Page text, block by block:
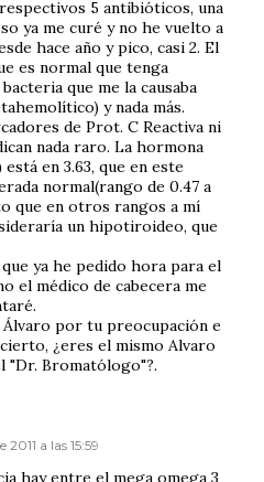
5 antibióticos, una
ya me curé y no he vuelto a
hace año y pico, casi 2. El
es normal que tenga
que me la causaba
y nada más.
de Prot. C Reactiva ni
nada raro. La hormona
en 3.63, que en este
normal(rango de 0.47 a
que en otros rangos a mí
un hipotiroideo, que
ya he pedido hora para el
el médico de cabecera me
Álvaro por tu preocupación e
¿eres el mismo Alvaro
"Dr. Bromatólogo"?.
a las 15:59
hay entre el mega omega 3